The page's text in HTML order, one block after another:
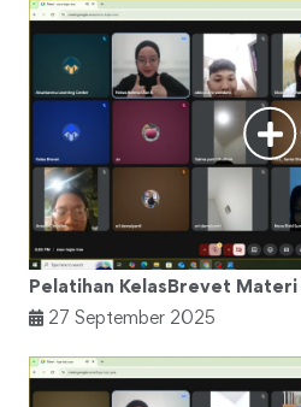
Pelatihan KelasBrevet Materi
27 September 2025